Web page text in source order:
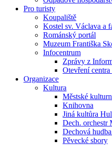
Pro turisty
Koupaliště
Kostel sv. Václava a
Románský portál
Muzeum Františka
Infocentrum
Zprávy z
Otevření
Organizace
Kultura
Městské
Knihovna
Jiná kultůra
Dech. orchestr
Dechová
Pěvecké sbory